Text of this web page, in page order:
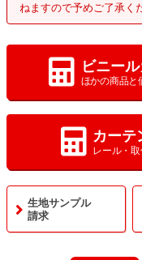
ねますので予めご了承く
ビニー
ほかの商品と
カーテ
レール・
生地サンプル
請求